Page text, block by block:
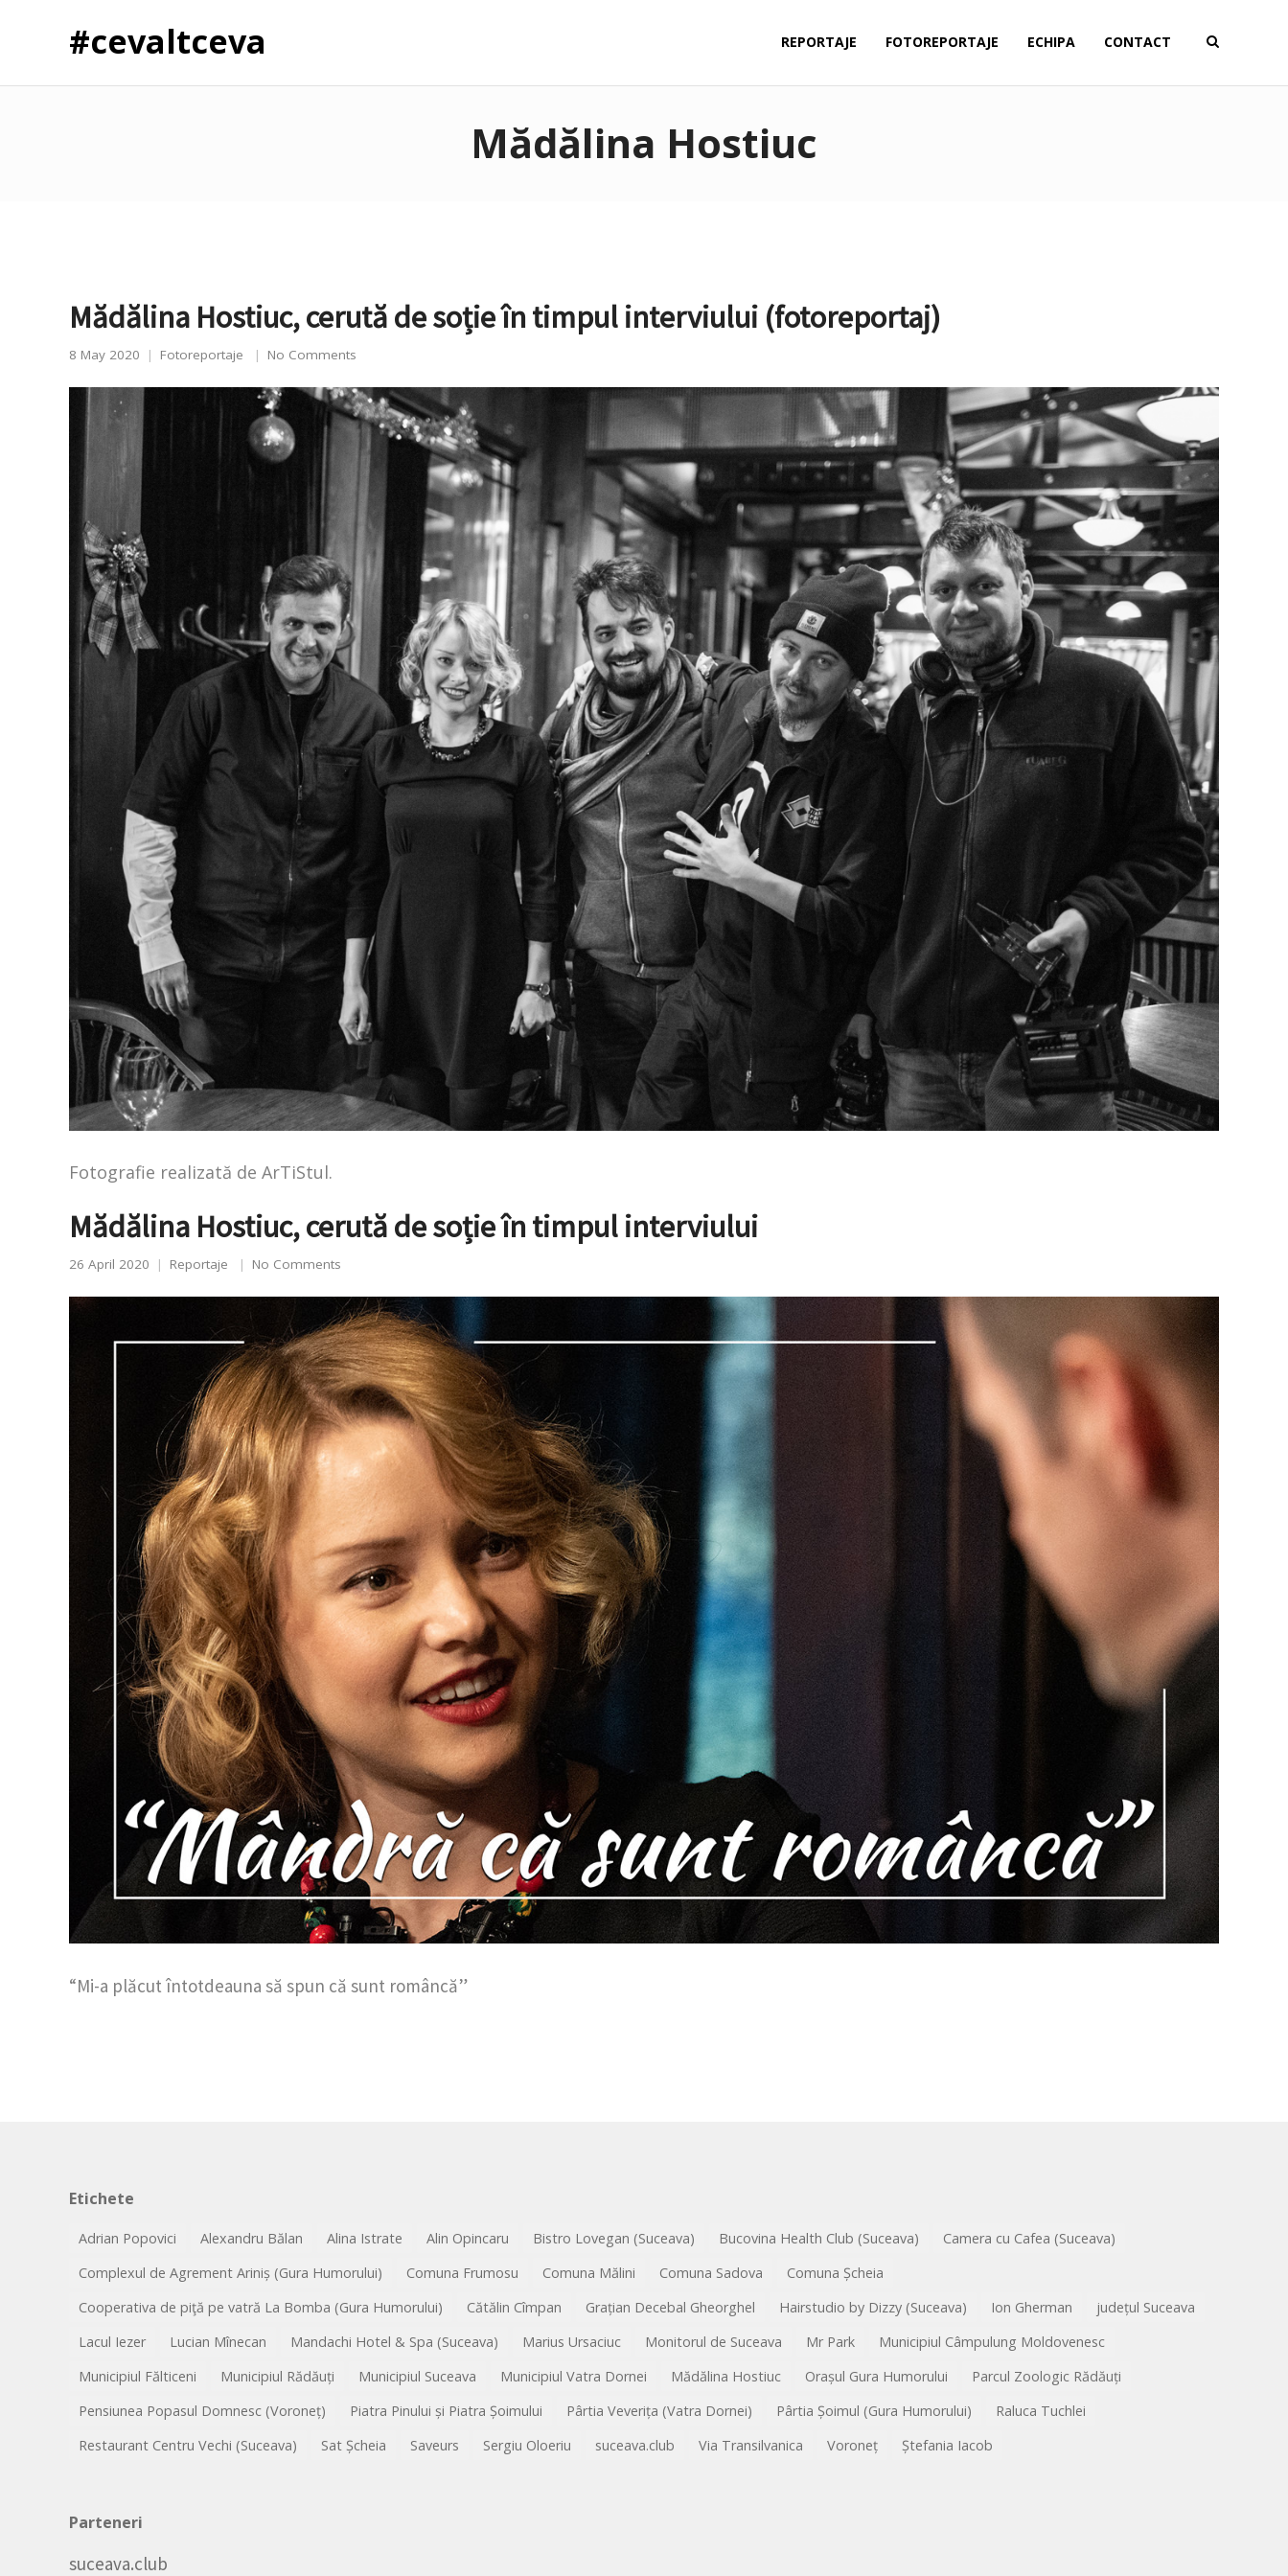
#cevaltceva REPORTAJE FOTOREPORTAJE ECHIPA CONTACT
Mădălina Hostiuc
Mădălina Hostiuc, cerută de soție în timpul interviului (fotoreportaj)
8 May 2020 Fotoreportaje No Comments
Fotografie realizată de ArTiStul.
Mădălina Hostiuc, cerută de soție în timpul interviului
26 April 2020 Reportaje No Comments
“Mi-a plăcut întotdeauna să spun că sunt româncă”
Etichete
Adrian Popovici Alexandru Bălan Alina Istrate Alin Opincaru Bistro Lovegan (Suceava) Bucovina Health Club (Suceava)
Camera cu Cafea (Suceava)
Complexul de Agrement Ariniș (Gura Humorului)
Comuna Frumosu Comuna Mălini Comuna Sadova
Comuna Șcheia
Cooperativa de piţă pe vatră La Bomba (Gura Humorului)
Cătălin Cîmpan Grațian Decebal Gheorghel Hairstudio by Dizzy (Suceava) Ion Gherman
județul Suceava
Lacul Iezer
Lucian Mînecan Mandachi Hotel & Spa (Suceava) Marius Ursaciuc Monitorul de Suceava Mr Park
Municipiul Câmpulung Moldovenesc
Municipiul Fălticeni
Municipiul Rădăuți Municipiul Suceava Municipiul Vatra Dornei Mădălina Hostiuc Orașul Gura Humorului
Parcul Zoologic Rădăuți
Pensiunea Popasul Domnesc (Voroneț)
Piatra Pinului și Piatra Șoimului Pârtia Veverița (Vatra Dornei) Pârtia Șoimul (Gura Humorului)
Raluca Tuchlei
Restaurant Centru Vechi (Suceava)
Sat Șcheia Saveurs Sergiu Oloeriu suceava.club Via Transilvanica Voroneț Ștefania Iacob
Parteneri
suceava.club